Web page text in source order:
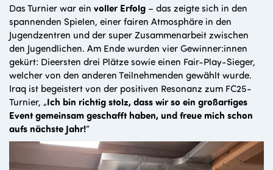
Das Turnier war ein voller Erfolg – das zeigte sich in den
spannenden Spielen, einer fairen Atmosphäre in den
Jugendzentren und der super Zusammenarbeit zwischen
den Jugendlichen. Am Ende wurden vier Gewinner:innen
gekürt: Dieersten drei Plätze sowie einen Fair-Play-Sieger,
welcher von den anderen Teilnehmenden gewählt wurde.
Iraq ist begeistert von der positiven Resonanz zum FC25-
Turnier, „Ich bin richtig stolz, dass wir so ein großartiges
Event gemeinsam geschafft haben, und freue mich schon
aufs nächste Jahr!“